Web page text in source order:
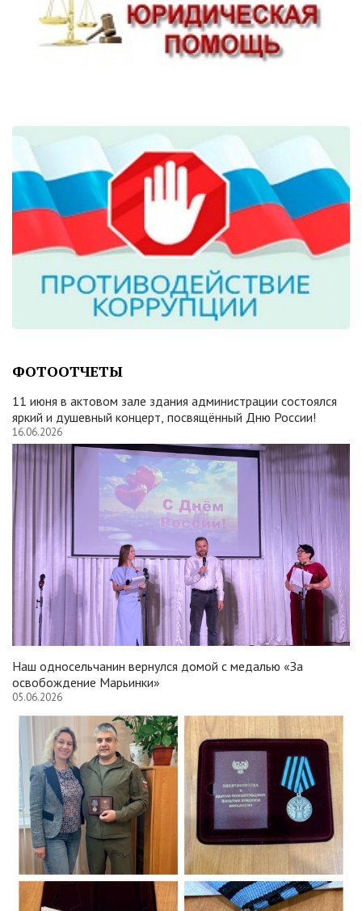
ФОТООТЧЕТЫ
11 июня в актовом зале здания администрации состоялся
яркий и душевный концерт, посвящённый Дню России!
16.06.2026
Наш односельчанин вернулся домой с медалью «За
освобождение Марьинки»
05.06.2026